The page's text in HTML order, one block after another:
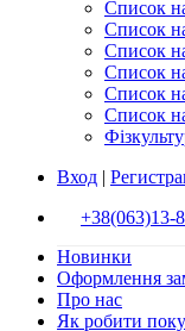
Список
Список
Список
Список
Список
Список
Вход |
+38(063)13-
Новинки
Оформлення
Про нас
Як робити